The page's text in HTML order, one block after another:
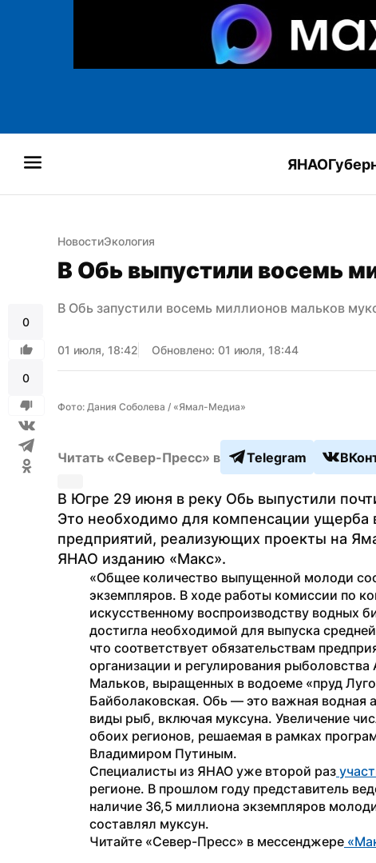
ЯНАО
0
0
НовостиЭкология
В Обь выпустили восемь
В Обь запустили восемь миллионов мальков
01 июля, 18:42 Обновлено: 01 июля, 18:44
Фото: Дания Соболева / «Ямал-Медиа»
Читать «Север-Пресс» в Telegram
В Югре 29 июня в реку Обь выпустили
Это необходимо для компенсации
предприятий, реализующих проекты на
ЯНАО изданию «Макс».
«Общее количество выпущенной молоди
экземпляров. В ходе работы комиссии по
искусственному воспроизводству водных
достигла необходимой для выпуска
что соответствует обязательствам
организации и регулирования
Мальков, выращенных в водоеме «пруд
Байболаковская. Обь — это важная
виды рыб, включая муксуна. Увеличение
обоих регионов, решаемая в рамках
Владимиром Путиным.
Специалисты из ЯНАО уже второй раз
регионе. В прошлом году представитель
наличие 36,5 миллиона экземпляров
составлял муксун.
Читайте «Север-Пресс» в мессенджере